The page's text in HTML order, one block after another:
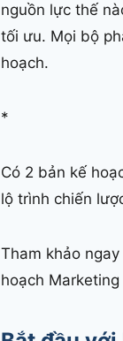
nguồn lực thế
tối ưu. Mọi bộ
hoạch.
*
Có 2 bản kế
lộ trình chiến
Tham khảo ngay
hoạch